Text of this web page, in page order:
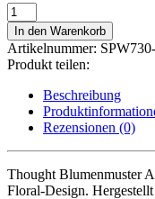
Thought
Blumenmuster
Abstract
Socken
Floral-
Design
Menge
In den Warenkorb
Artikelnummer:
Produkt teilen:
Beschreibung
Rezensionen (0)
Thought Blumenmuster
Floral-Design.